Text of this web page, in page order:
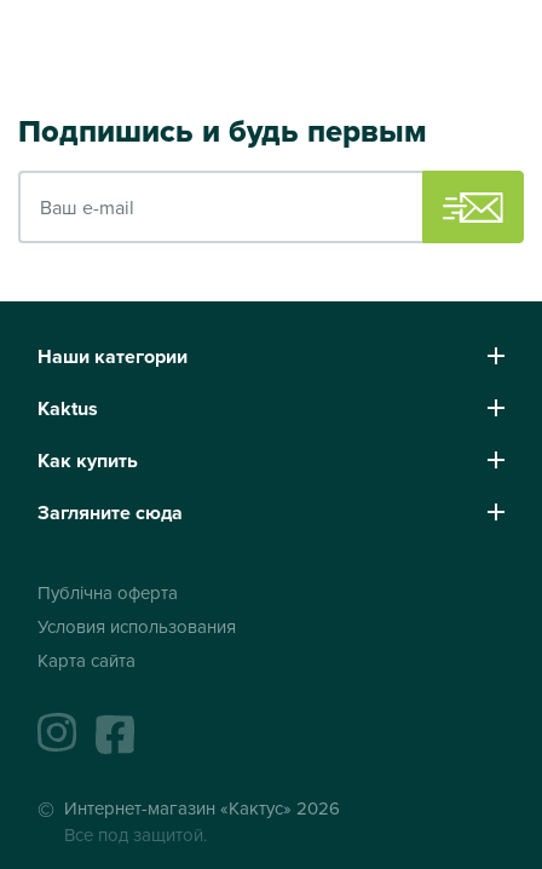
Подпишись и будь первым
Наши категории
Kaktus
Как купить
Загляните сюда
Публічна оферта
Условия использования
Карта сайта
instagramfacebook
Интернет-магазин «Кактус» 2026
Все под защитой.